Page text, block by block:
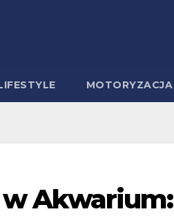
MOTORYZACJA
Akwarium: